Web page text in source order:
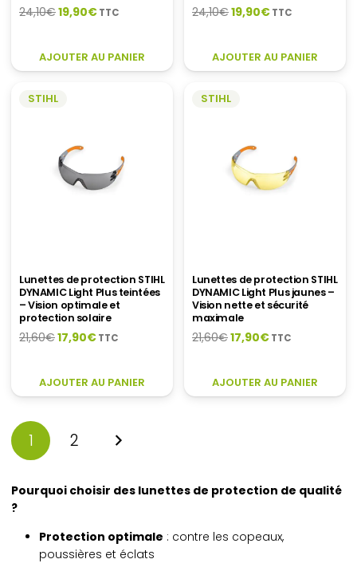
24,10€Le
était :
19,90€Le
est :
TTC
AJOUTER AU PANIER
24,10€Le
était :
19,90€Le
est :
TTC
AJOUTER AU PANIER
STIHL
Lunettes de protection STIHL
DYNAMIC Light Plus teintées
– Vision optimale et
protection solaire
21,60€Le
était :
17,90€Le
est :
TTC
AJOUTER AU PANIER
STIHL
Lunettes de protection STIHL
DYNAMIC Light Plus jaunes –
Vision nette et sécurité
maximale
21,60€Le
était :
17,90€Le
est :
TTC
AJOUTER AU PANIER
1 2
Pourquoi choisir des lunettes de protection de qualité
?
Protection optimale : contre les copeaux,
poussières et éclats